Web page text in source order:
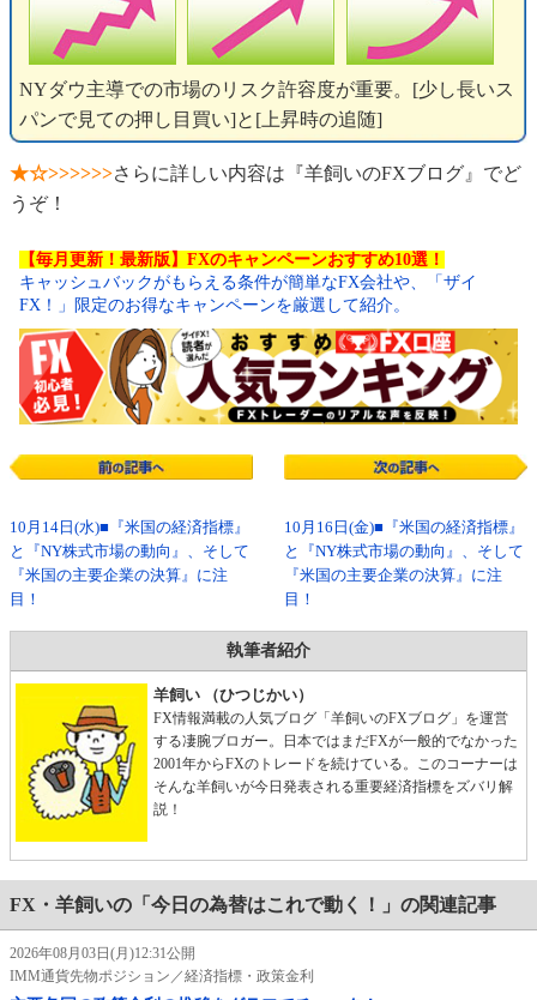
NYダウ主導での市場のリスク許容度が重要。[少し長いス
パンで見ての押し目買い]と[上昇時の追随]
★☆>>>>>>さらに詳しい内容は『羊飼いのFXブログ』でど
うぞ！
【毎月更新！最新版】FXのキャンペーンおすすめ10選！
キャッシュバックがもらえる条件が簡単なFX会社や、「ザイ
FX！」限定のお得なキャンペーンを厳選して紹介。
10月14日(水)■『米国の経済指標』
と『NY株式市場の動向』、そして
『米国の主要企業の決算』に注
目！
10月16日(金)■『米国の経済指標』
と『NY株式市場の動向』、そして
『米国の主要企業の決算』に注
目！
執筆者紹介
羊飼い （ひつじかい）
FX情報満載の人気ブログ「羊飼いのFXブログ」を運営
する凄腕ブロガー。日本ではまだFXが一般的でなかった
2001年からFXのトレードを続けている。このコーナーは
そんな羊飼いが今日発表される重要経済指標をズバリ解
説！
FX・羊飼いの「今日の為替はこれで動く！」の関連記事
2026年08月03日(月)12:31公開
IMM通貨先物ポジション／経済指標・政策金利